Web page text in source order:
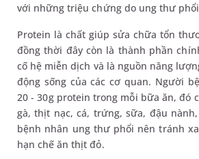
với những triệu chứng do ung thư
Protein là chất giúp sửa chữa tổn
đồng thời đây còn là thành phần
cố hệ miễn dịch và là nguồn năng
động sống của các cơ quan. Người
20 - 30g protein trong mỗi bữa ăn, đó
gà, thịt nạc, cá, trứng, sữa, đậu
bệnh nhân ung thư phổi nên tránh
hạn chế ăn thịt đỏ.